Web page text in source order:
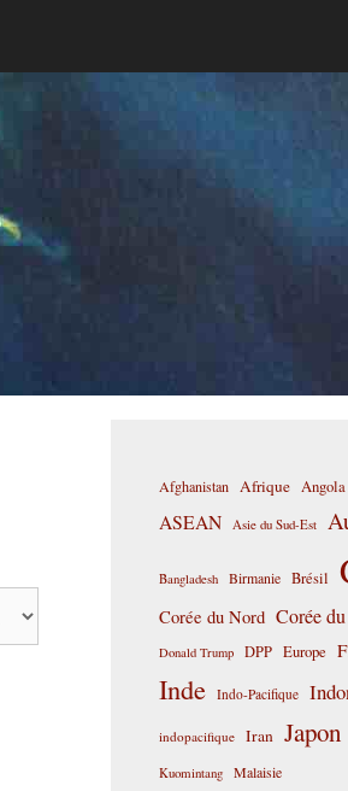
Afghanistan Afrique Angola
ASEAN Asie du Sud-Est
Bangladesh Birmanie Brésil
Corée du Nord Corée
Donald Trump DPP Europe
Inde Indo-Pacifique
indopacifique Iran Japon
Kuomintang Malaisie